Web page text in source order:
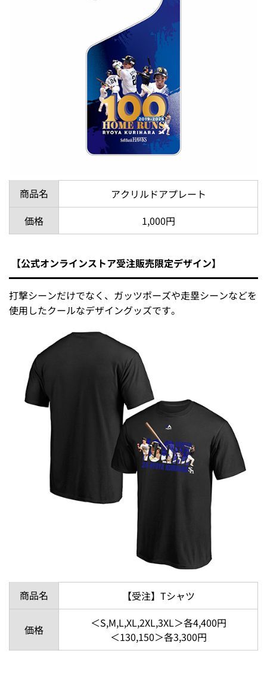
商品名
アクリルドアプレート
価格
1,000円
【公式オンラインストア受注販売限定デザイン】
打撃シーンだけでなく、ガッツポーズや走塁シーンなどを
使用したクールなデザイングッズです。
商品名 【受注】Tシャツ
価格
＜S,M,L,XL,2XL,3XL＞各4,400円
＜130,150＞各3,300円